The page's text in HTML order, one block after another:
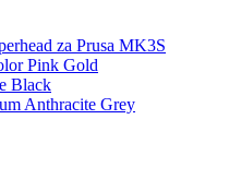
za Prusa MK3S
Pink Gold
Black
Anthracite Grey